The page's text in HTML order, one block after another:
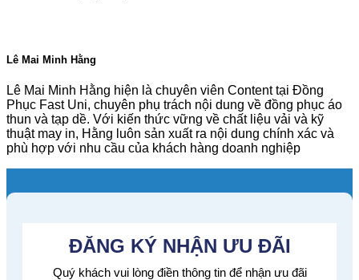
Lê Mai Minh Hằng
Lê Mai Minh Hằng hiện là chuyên viên Content tại Đồng
Phục Fast Uni, chuyên phụ trách nội dung về đồng phục áo
thun và tạp dề. Với kiến thức vững về chất liệu vải và kỹ
thuật may in, Hằng luôn sản xuất ra nội dung chính xác và
phù hợp với nhu cầu của khách hàng doanh nghiệp
ĐĂNG KÝ NHẬN ƯU ĐÃI
Quý khách vui lòng điền thông tin để nhận ưu đãi